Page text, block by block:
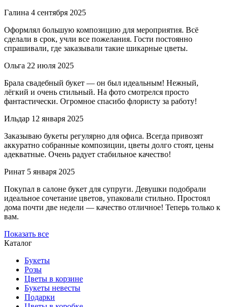
Галина 4 сентября 2025
Оформлял большую композицию для мероприятия. Всё
сделали в срок, учли все пожелания. Гости постоянно
спрашивали, где заказывали такие шикарные цветы.
Ольга 22 июля 2025
Брала свадебный букет — он был идеальным! Нежный,
лёгкий и очень стильный. На фото смотрелся просто
фантастически. Огромное спасибо флористу за работу!
Ильдар 12 января 2025
Заказываю букеты регулярно для офиса. Всегда привозят
аккуратно собранные композиции, цветы долго стоят, цены
адекватные. Очень радует стабильное качество!
Ринат 5 января 2025
Покупал в салоне букет для супруги. Девушки подобрали
идеальное сочетание цветов, упаковали стильно. Простоял
дома почти две недели — качество отличное! Теперь только к
вам.
Показать все
Каталог
Букеты
Розы
Цветы в корзине
Букеты невесты
Подарки